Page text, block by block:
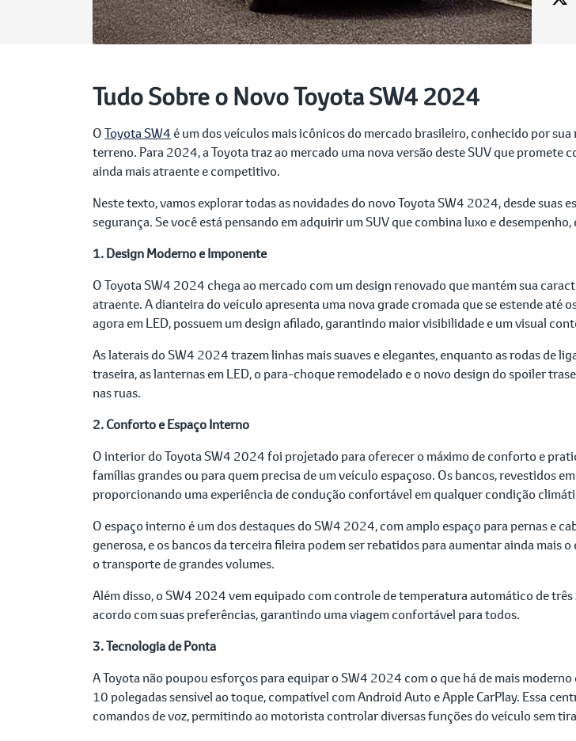
Tudo Sobre o Novo Toyota SW4 2024
OToyota SW4 é um dos veículos mais icônicos do mercado brasileiro, conhecido por
terreno. Para 2024, a Toyota traz ao mercado uma nova versão deste SUV que
ainda mais atraente e competitivo.
Neste texto, vamos explorar todas as novidades do novo Toyota SW4 2024, desde
segurança. Se você está pensando em adquirir um SUV que combina luxo e
1. Design Moderno e Imponente
O Toyota SW4 2024 chega ao mercado com um design renovado que mantém sua
atraente. A dianteira do veículo apresenta uma nova grade cromada que se estende até
agora em LED, possuem um design afilado, garantindo maior visibilidade e um visual
As laterais do SW4 2024 trazem linhas mais suaves e elegantes, enquanto as rodas de
traseira, as lanternas em LED, o para-choque remodelado e o novo design do spoiler
nas ruas.
2. Conforto e Espaço Interno
O interior do Toyota SW4 2024 foi projetado para oferecer o máximo de conforto e
famílias grandes ou para quem precisa de um veículo espaçoso. Os bancos, revestidos
proporcionando uma experiência de condução confortável em qualquer condição
O espaço interno é um dos destaques do SW4 2024, com amplo espaço para pernas e
generosa, e os bancos da terceira fileira podem ser rebatidos para aumentar ainda
o transporte de grandes volumes.
Além disso, o SW4 2024 vem equipado com controle de temperatura automático de
acordo com suas preferências, garantindo uma viagem confortável para todos.
3. Tecnologia de Ponta
A Toyota não poupou esforços para equipar o SW4 2024 com o que há de mais
10 polegadas sensível ao toque, compatível com Android Auto e Apple CarPlay. Essa
comandos de voz, permitindo ao motorista controlar diversas funções do veículo sem